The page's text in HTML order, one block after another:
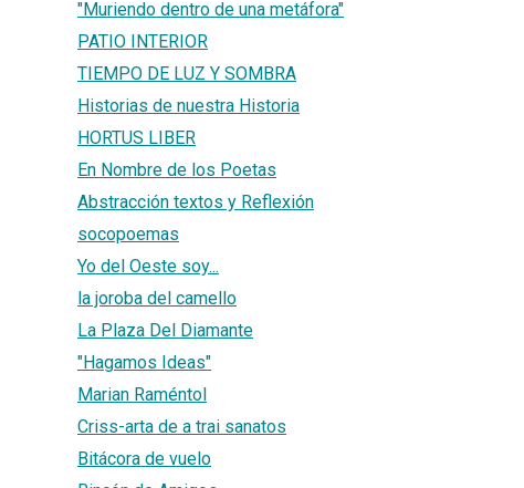
"Muriendo dentro de una metáfora"
PATIO INTERIOR
TIEMPO DE LUZ Y SOMBRA
Historias de nuestra Historia
HORTUS LIBER
En Nombre de los Poetas
Abstracción textos y Reflexión
socopoemas
Yo del Oeste soy...
la joroba del camello
La Plaza Del Diamante
"Hagamos Ideas"
Marian Raméntol
Criss-arta de a trai sanatos
Bitácora de vuelo